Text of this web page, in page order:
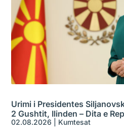
Urimi i Presidentes
2 Gushtit, Ilinden – Dita e
02.08.2026 Kumtesat